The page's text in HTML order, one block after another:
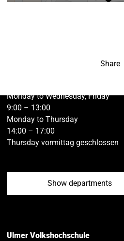
Share
Monday to Wednesday, Friday
9:00 – 13:00
Monday to Thursday
14:00 – 17:00
Thursday vormittag geschlossen
Show departments
Ulmer Volkshochschule